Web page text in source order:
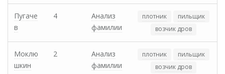
Пугаче
в
4
Анализ
фамилии
плотник
пильщик
возчик дров
Моклю
шкин
2
Анализ
фамилии
плотник
пильщик
возчик дров